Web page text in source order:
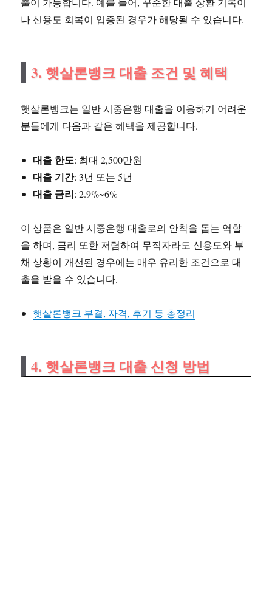
나 신용도 회복이 입증된 경우가 해당될 수 있습니다.
3. 햇살론뱅크 대출 조건 및 혜택
햇살론뱅크는 일반 시중은행 대출을 이용하기 어려운
분들에게 다음과 같은 혜택을 제공합니다.
대출 한도: 최대 2,500만원
대출 기간: 3년 또는 5년
대출 금리: 2.9%~6%
이 상품은 일반 시중은행 대출로의 안착을 돕는 역할
을 하며, 금리 또한 저렴하여 무직자라도 신용도와 부
채 상황이 개선된 경우에는 매우 유리한 조건으로 대
출을 받을 수 있습니다.
햇살론뱅크 부결, 자격, 후기 등 총정리
4. 햇살론뱅크 대출 신청 방법